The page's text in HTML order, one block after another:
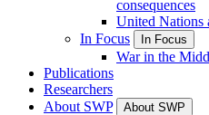
consequences
United Nations
In Focus
In Focus
War in the
Publications
Researchers
About SWP
About SWP